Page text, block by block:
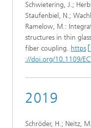
Schwietering, J.;
Staufenbiel, N.;
Ramelow, M.:
structures in thin
fiber coupling. https
://doi.org/10.1109/
2019
Schröder, H.; Neitz,